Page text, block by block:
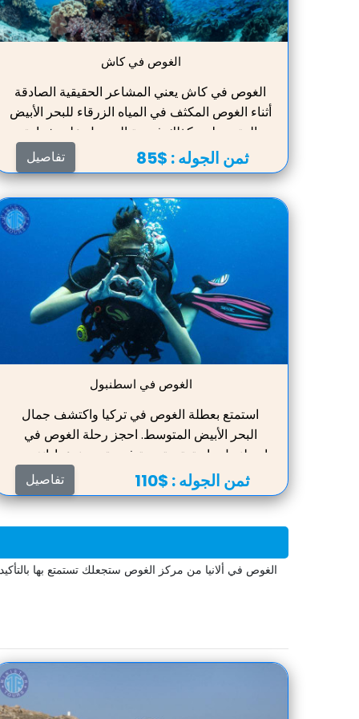
الغوص في كاش
الغوص في كاش يعني المشاعر الحقيقية الصادقة
أثناء الغوص المكثف في المياه الزرقاء للبحر الأبيض
المتوسط ، وكذلك فرصة الحصول على شهادة
حقيقية لاجتياز المرحلة الأولى من تدريب الغوص.
ثمن الجوله : $85 تفاصيل
الغوص في اسطنبول
استمتع بعطلة الغوص في تركيا واكتشف جمال
البحر الأبيض المتوسط. احجز رحلة الغوص في
اسطنبول واستمتع بتجربة فريدة من نوعها. انغمس
تحت الماء واستمتع بمشاهدة الحياة البحرية الرائعة.
تعتبر عطلات الغوص في تركيا فرصة مثالية
ثمن الجوله : $110 تفاصيل